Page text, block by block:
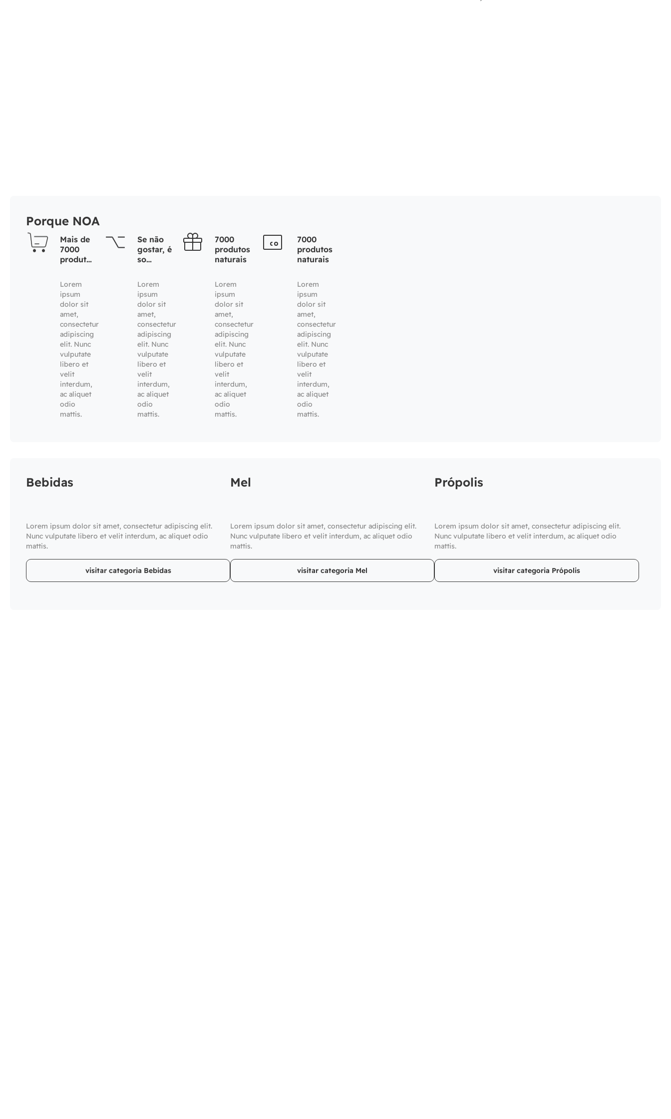
Porque NOA
Mais de
7000
produtos
Lorem
ipsum
dolor sit
amet,
consectetur
adipiscing
elit. Nunc
vulputate
libero et
velit
interdum,
ac aliquet
odio
mattis.
Se não
gostar, é
so
Lorem
ipsum
dolor sit
amet,
consectetur
adipiscing
elit. Nunc
vulputate
libero et
velit
interdum,
ac aliquet
odio
mattis.
7000
produtos
naturais
Lorem
ipsum
dolor sit
amet,
consectetur
adipiscing
elit. Nunc
vulputate
libero et
velit
interdum,
ac aliquet
odio
mattis.
7000
produtos
naturais
Lorem
ipsum
dolor sit
amet,
consectetur
adipiscing
elit. Nunc
vulputate
libero et
velit
interdum,
ac aliquet
odio
mattis.
Bebidas
Lorem ipsum dolor sit amet, consectetur adipiscing elit.
Nunc vulputate libero et velit interdum, ac aliquet odio
mattis.
visitar categoria Bebidas
Mel
Lorem ipsum dolor sit amet, consectetur adipiscing elit.
Nunc vulputate libero et velit interdum, ac aliquet odio
mattis.
visitar categoria Mel
Própolis
Lorem ipsum dolor sit amet, consectetur adipiscing elit.
Nunc vulputate libero et velit interdum, ac aliquet odio
mattis.
visitar categoria Própolis